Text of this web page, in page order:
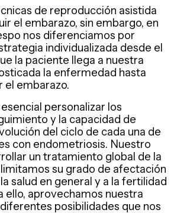
de reproducción asistida
el embarazo, sin embargo, en
nos diferenciamos por
individualizada desde el
la paciente llega a nuestra
la enfermedad hasta
el embarazo.
personalizar los
y la capacidad de
del ciclo de cada una de
con endometriosis. Nuestro
un tratamiento global de la
su grado de afectación
salud en general y a la fertilidad
ello, aprovechamos nuestra
posibilidades que nos